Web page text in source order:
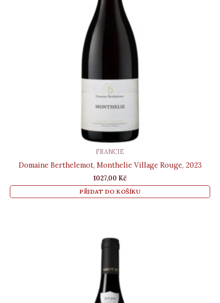
FRANCIE
Domaine Berthelemot, Monthelie Village Rouge, 2023
1027,00 Kč
PŘIDAT DO KOŠÍKU